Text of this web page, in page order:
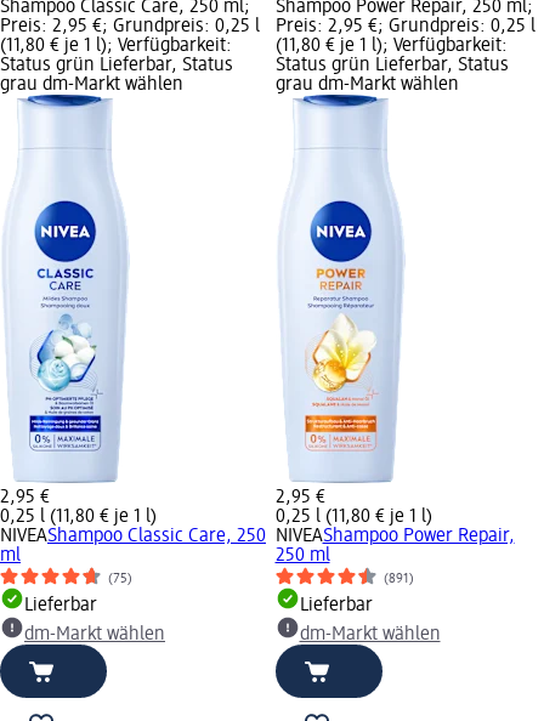
Shampoo Classic Care, 250 ml;
Preis: 2,95 €; Grundpreis: 0,25 l
(11,80 € je 1 l); Verfügbarkeit:
Status grün Lieferbar, Status
grau dm-Markt wählen
2,95 €
0,25 l (11,80 € je 1 l)
NIVEAShampoo Classic Care, 250
ml
(75)
Lieferbar
dm-Markt wählen
Shampoo Power Repair, 250 ml;
Preis: 2,95 €; Grundpreis: 0,25 l
(11,80 € je 1 l); Verfügbarkeit:
Status grün Lieferbar, Status
grau dm-Markt wählen
2,95 €
0,25 l (11,80 € je 1 l)
NIVEAShampoo Power Repair,
250 ml
(891)
Lieferbar
dm-Markt wählen